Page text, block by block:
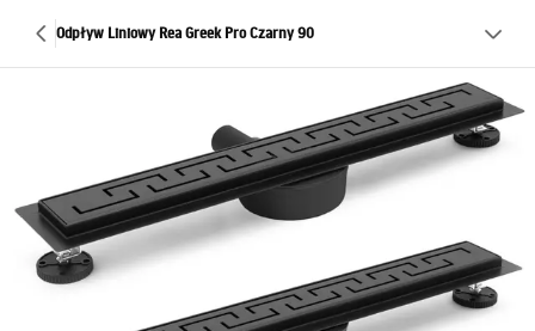
Odpływ Liniowy Rea Greek Pro Czarny 90